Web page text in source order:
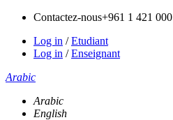
Contactez-nous+961 1 421 000
Log in /Etudiant
Log in /Enseignant
Arabic
Arabic
English